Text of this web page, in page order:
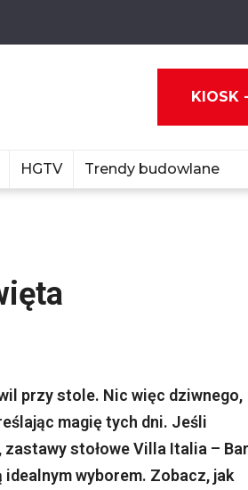
KIOSK
HGTV Trendy budowlane
przy stole. Nic więc dziwnego,
magię tych dni. Jeśli
stołowe Villa Italia –
wyborem. Zobacz, jak